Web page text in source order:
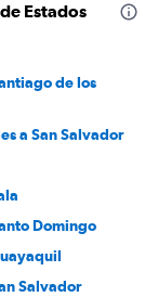
Estados
de los
a San Salvador
Domingo
Salvador